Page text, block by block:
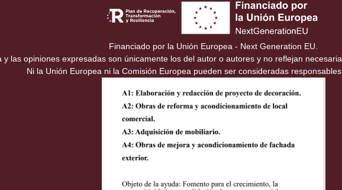
Financiado por la Unión Europea - Next Generation EU.
las opiniones expresadas son únicamente los del autor o autores y no reflejan
Ni la Unión Europea ni la Comisión Europea pueden ser consideradas